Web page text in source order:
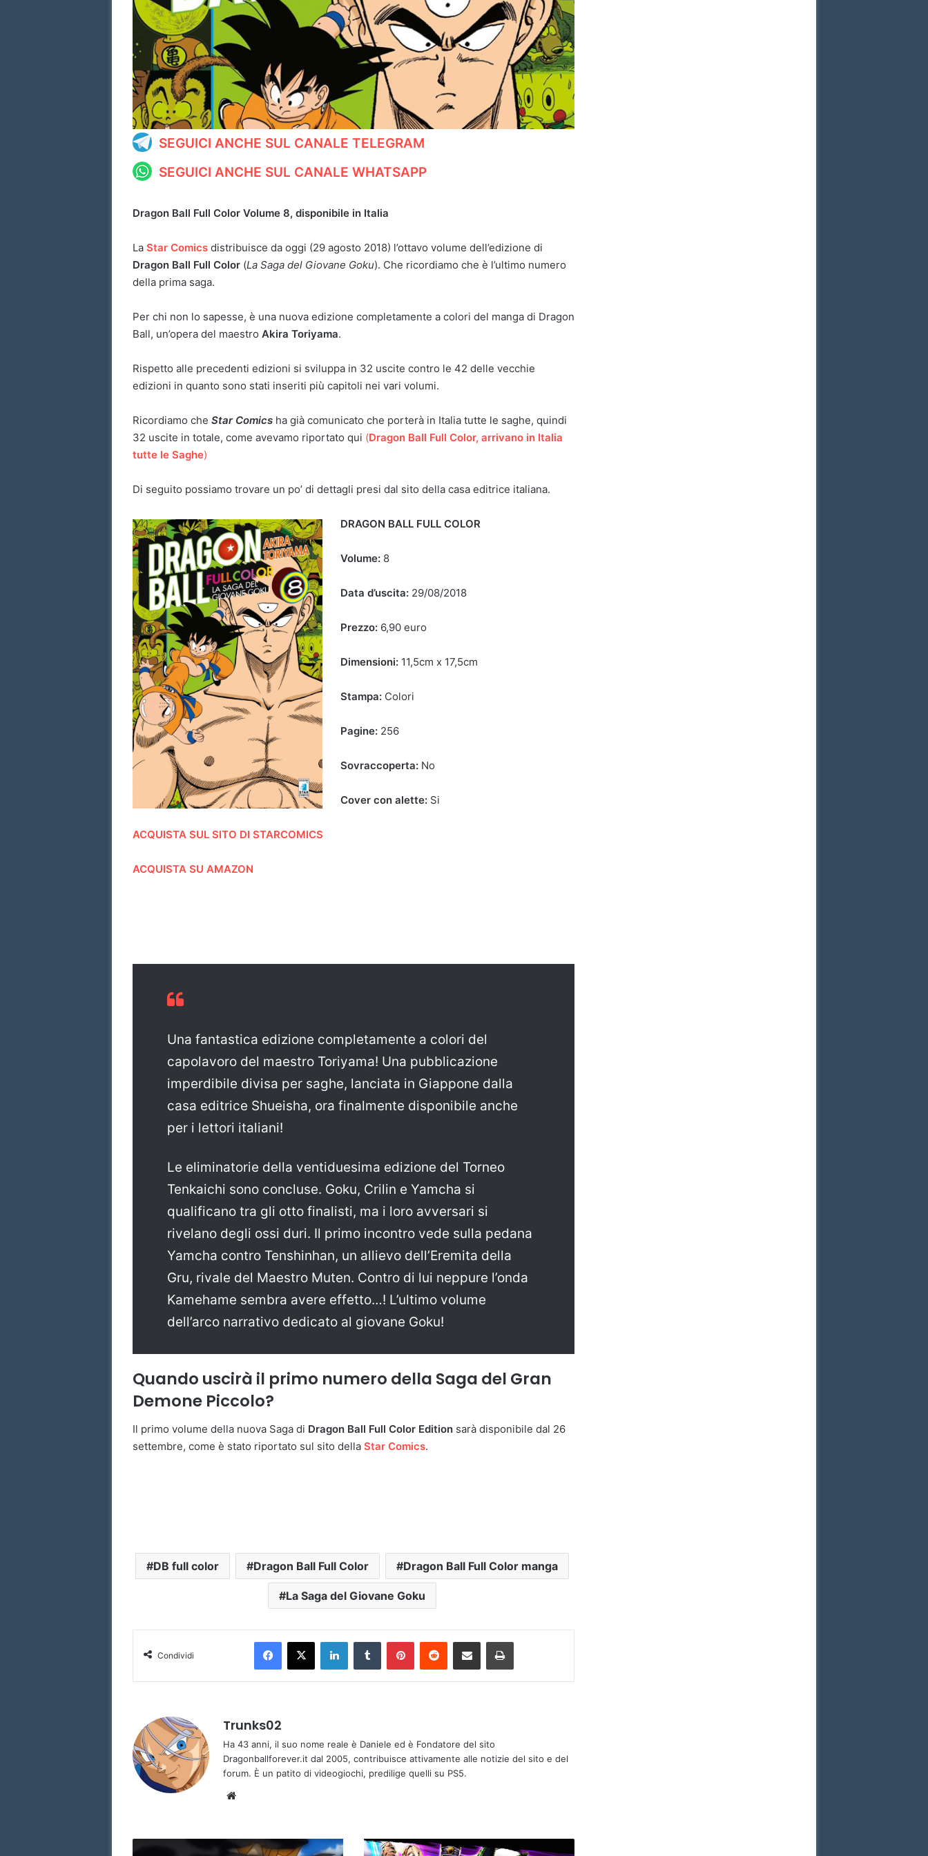
SEGUICI ANCHE SUL CANALE TELEGRAM
SEGUICI ANCHE SUL CANALE WHATSAPP
Dragon Ball Full Color Volume 8, disponibile in Italia
La Star Comics distribuisce da oggi (29 agosto 2018) l’ottavo volume dell’edizione di
Dragon Ball Full Color (La Saga del Giovane Goku). Che ricordiamo che è l’ultimo numero
della prima saga.
Per chi non lo sapesse, è una nuova edizione completamente a colori del manga di Dragon
Ball, un’opera del maestro Akira Toriyama.
Rispetto alle precedenti edizioni si sviluppa in 32 uscite contro le 42 delle vecchie
edizioni in quanto sono stati inseriti più capitoli nei vari volumi.
Ricordiamo che Star Comics ha già comunicato che porterà in Italia tutte le saghe, quindi
32 uscite in totale, come avevamo riportato qui (Dragon Ball Full Color, arrivano in Italia
tutte le Saghe)
Di seguito possiamo trovare un po’ di dettagli presi dal sito della casa editrice italiana.
DRAGON BALL FULL COLOR
Volume: 8
Data d’uscita: 29/08/2018
Prezzo: 6,90 euro
Dimensioni: 11,5cm x 17,5cm
Stampa: Colori
Pagine: 256
Sovraccoperta: No
Cover con alette: Si
ACQUISTA SUL SITO DI STARCOMICS
ACQUISTA SU AMAZON
Una fantastica edizione completamente a colori del
capolavoro del maestro Toriyama! Una pubblicazione
imperdibile divisa per saghe, lanciata in Giappone dalla
casa editrice Shueisha, ora finalmente disponibile anche
per i lettori italiani!
Le eliminatorie della ventiduesima edizione del Torneo
Tenkaichi sono concluse. Goku, Crilin e Yamcha si
qualificano tra gli otto finalisti, ma i loro avversari si
rivelano degli ossi duri. Il primo incontro vede sulla pedana
Yamcha contro Tenshinhan, un allievo dell’Eremita della
Gru, rivale del Maestro Muten. Contro di lui neppure l’onda
Kamehame sembra avere effetto…! L’ultimo volume
dell’arco narrativo dedicato al giovane Goku!
Quando uscirà il primo numero della Saga del Gran
Demone Piccolo?
Il primo volume della nuova Saga di Dragon Ball Full Color Edition sarà disponibile dal 26
settembre, come è stato riportato sul sito della Star Comics.
DB full color Dragon Ball Full Color Dragon Ball Full Color manga
La Saga del Giovane Goku
Condividi
Trunks02
Ha 43 anni, il suo nome reale è Daniele ed è Fondatore del sito
Dragonballforever.it dal 2005, contribuisce attivamente alle notizie del sito e del
forum. È un patito di videogiochi, predilige quelli su PS5.
D